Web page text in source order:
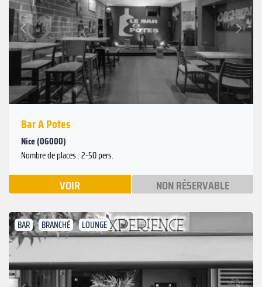
Précédent
Suivant
Bar A Potes
Nice (06000)
Nombre de places : 2-50 pers.
VOIR NON RÉSERVABLE
BAR BRANCHÉ LOUNGE
Suivant